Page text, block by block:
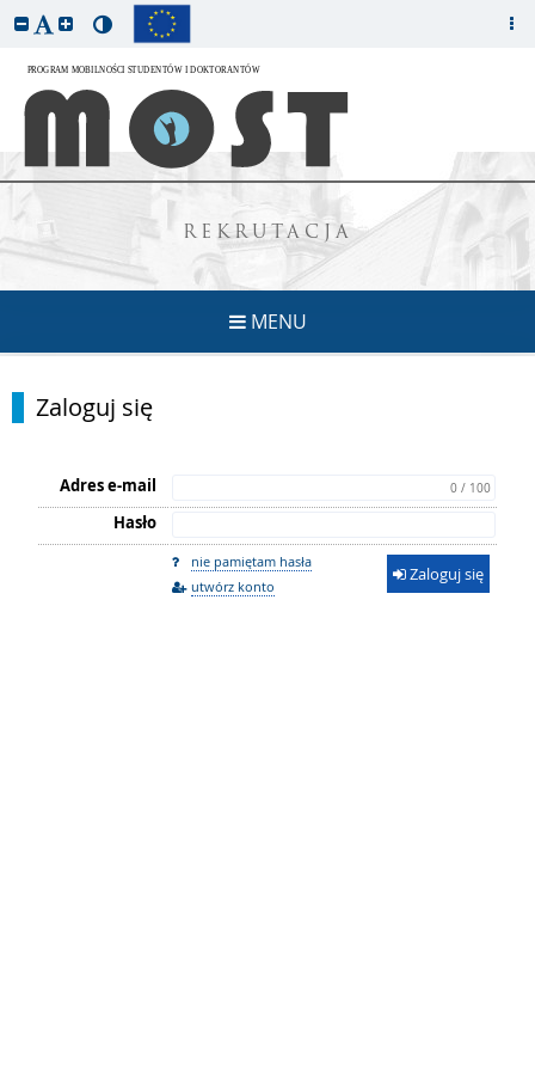
REKRUTACJA
MENU
Zaloguj się
Adres e-mail 0 / 100
Hasło
nie pamiętam hasła
utwórz konto
Zaloguj się